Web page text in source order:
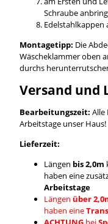
Schraube
Montagetipp: Die
Wäscheklammer oben
durchs
Versand und
Bearbeitungszeit: Alle
Arbeitstage unser Haus!
Lieferzeit:
Längen bis 2,0m
haben eine
Arbeitstage
Längen über
haben eine